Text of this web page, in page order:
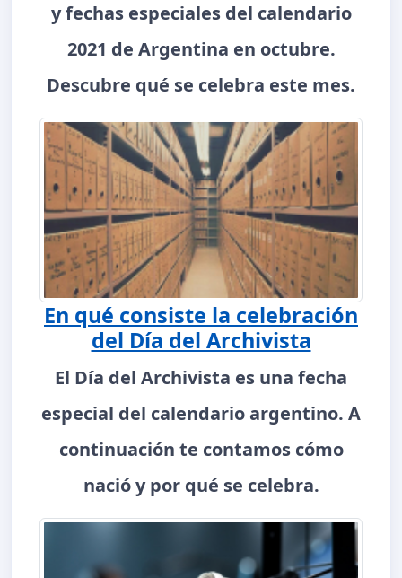
y fechas especiales del calendario
2021 de Argentina en octubre.
Descubre qué se celebra este mes.
En qué consiste la celebración
del Día del Archivista
El Día del Archivista es una fecha
especial del calendario argentino. A
continuación te contamos cómo
nació y por qué se celebra.